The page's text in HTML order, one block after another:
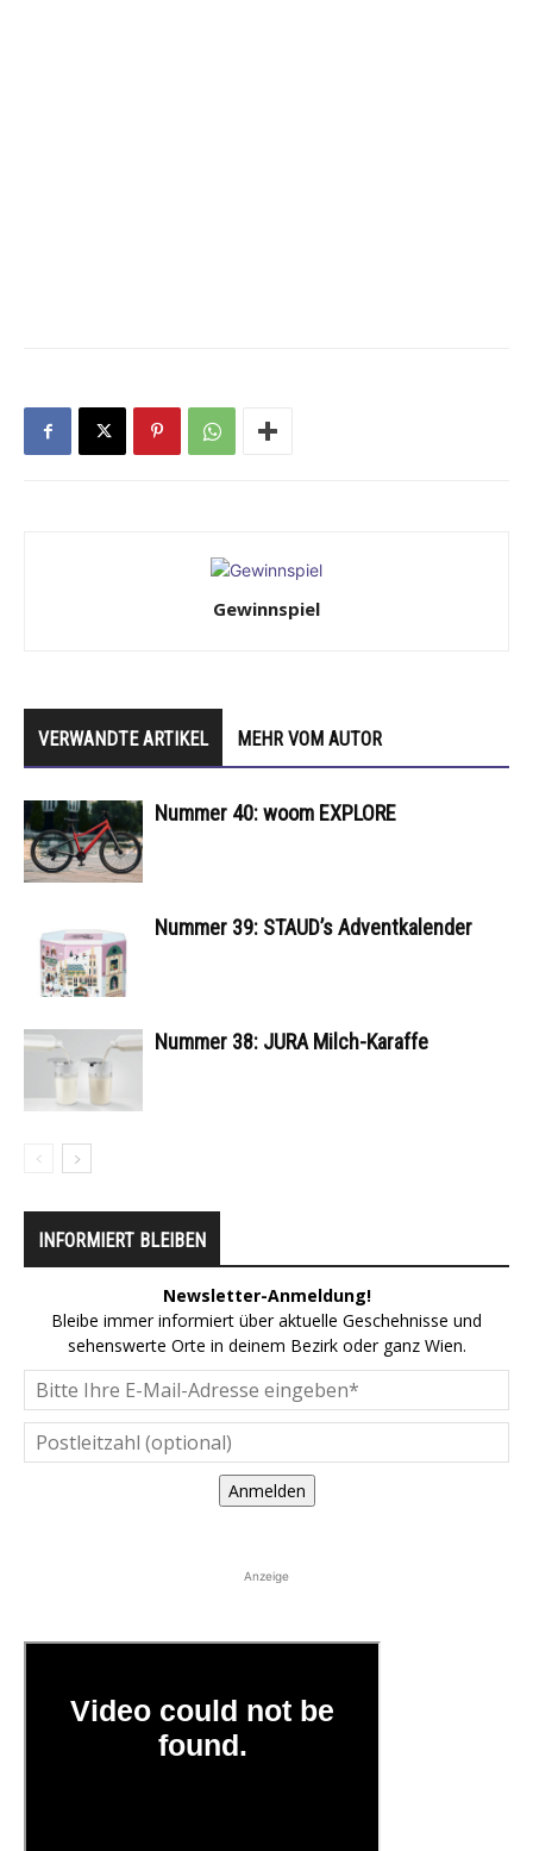
Gewinnspiel
VERWANDTE ARTIKEL MEHR VOM AUTOR
Nummer 40: woom EXPLORE
Nummer 39: STAUD’s Adventkalender
Nummer 38: JURA Milch-Karaffe
INFORMIERT BLEIBEN
Newsletter-Anmeldung!
Bleibe immer informiert über aktuelle Geschehnisse und
sehenswerte Orte in deinem Bezirk oder ganz Wien.
Anmelden
Anzeige